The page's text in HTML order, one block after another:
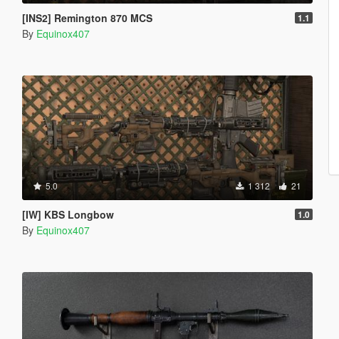
[INS2] Remington 870 MCS 1.1
By Equinox407
5.0 1 312 21
[IW] KBS Longbow 1.0
By Equinox407